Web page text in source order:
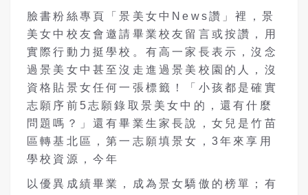
臉書粉絲專頁「景美女中News讚」裡，景
美女中校友會邀請畢業校友留言或按讚，用
實際行動力挺學校。有高一家長表示，沒念
過景美女中甚至沒走進過景美校園的人，沒
資格貼景女任何一張標籤！「小孩都是確實
志願序前5志願錄取景美女中的，還有什麼
問題嗎？」還有畢業生家長說，女兒是竹苗
區轉基北區，第一志願填景女，3年來享用
學校資源，今年
以優異成績畢業，成為景女驕傲的榜單；有